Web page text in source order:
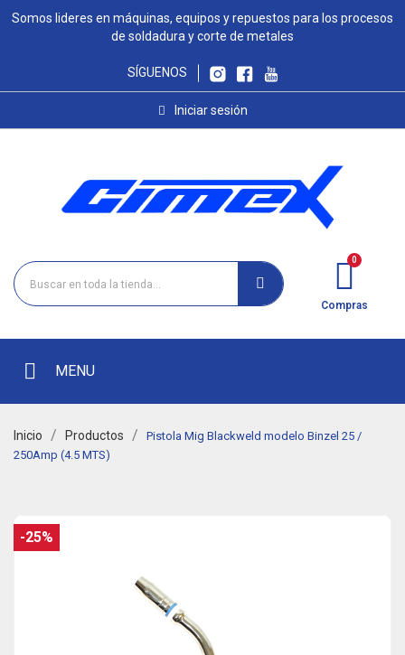
Somos lideres en máquinas, equipos y repuestos para los procesos
de soldadura y corte de metales
SÍGUENOS
Iniciar sesión
Compras
MENU
Inicio Productos
Pistola Mig Blackweld modelo Binzel 25 /
250Amp (4.5 MTS)
-25%